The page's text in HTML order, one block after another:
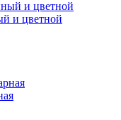
и цветной